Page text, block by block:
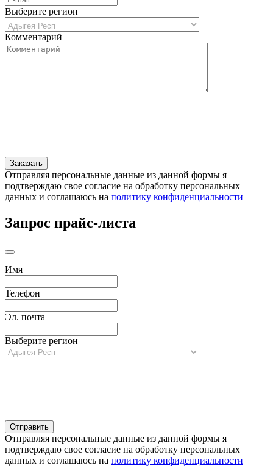
Выберите регион
Комментарий
Отправляя персональные данные из данной формы я
подтверждаю свое согласие на обработку персональных
данных и соглашаюсь на политику конфиденциальности
Запрос прайс-листа
Имя
Телефон
Эл. почта
Выберите регион
Отправляя персональные данные из данной формы я
подтверждаю свое согласие на обработку персональных
данных и соглашаюсь на политику конфиденциальности